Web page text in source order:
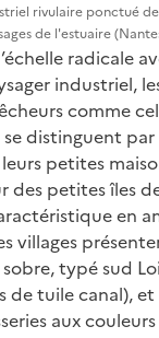
rivulaire ponctué
de l'estuaire
radicale
industriel,
comme
distinguent par
petites
des petites îles
en
villages
typé sud
de tuile canal),
aux